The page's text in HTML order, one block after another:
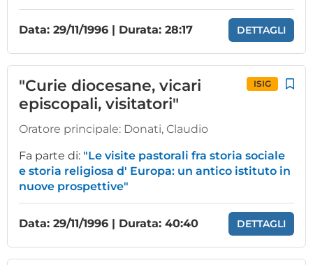
Data: 29/11/1996 | Durata: 28:17 DETTAGLI
"Curie diocesane, vicari
episcopali, visitatori"
ISIG
Oratore principale: Donati, Claudio
Fa parte di: "Le visite pastorali fra storia sociale
e storia religiosa d' Europa: un antico istituto in
nuove prospettive"
Data: 29/11/1996 | Durata: 40:40 DETTAGLI